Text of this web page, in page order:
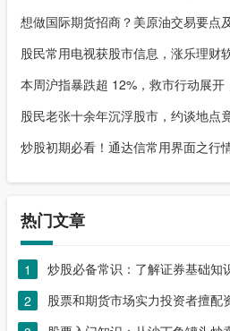
想做国际期货招商？美原油交易要点
股民常用电视获股市信息，涨乐理财
本周沪指暴跌超 12%，救市行动展开
股民老张十余年沉浮股市，约谈地点
炒股初期必看！通达信常用界面之行
热门文章
1
炒股必备常识：了解证券基础知
2